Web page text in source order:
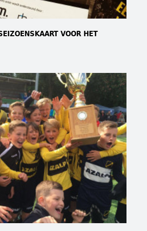
VOOR HET